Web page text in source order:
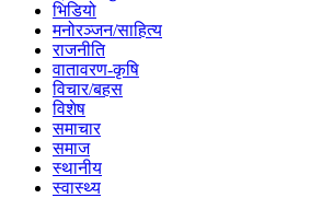
भिडियो
मनोरञ्जन/साहित्य
राजनीति
वातावरण-कृषि
विचार/बहस
विशेष
समाचार
समाज
स्थानीय
स्वास्थ्य